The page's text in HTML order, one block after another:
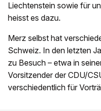
Liechtenstein sowie für
heisst es dazu.
Merz selbst hat
Schweiz. In den letzten
zu Besuch – etwa in
Vorsitzender der CDU/
verschiedentlich für